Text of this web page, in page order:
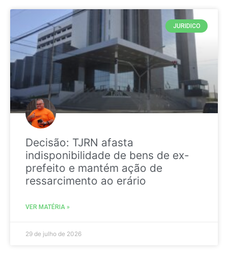
JURIDICO
Decisão: TJRN afasta
indisponibilidade de bens de ex-
prefeito e mantém ação de
ressarcimento ao erário
VER MATÉRIA »
29 de julho de 2026